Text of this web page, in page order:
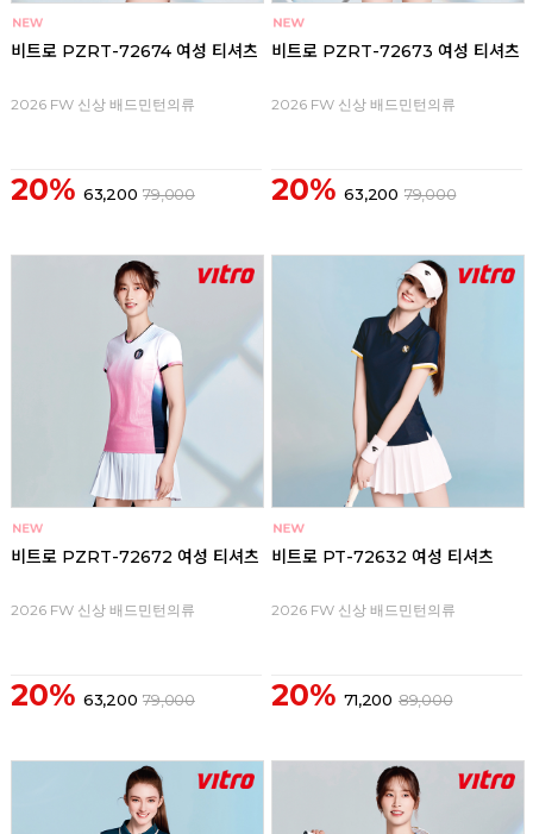
비트로 PZRT-72674 여성 티셔츠
2026 FW 신상 배드민턴의류
20% 63,200 79,000
비트로 PZRT-72673 여성 티셔츠
2026 FW 신상 배드민턴의류
20% 63,200 79,000
비트로 PZRT-72672 여성 티셔츠
2026 FW 신상 배드민턴의류
20% 63,200 79,000
비트로 PT-72632 여성 티셔츠
2026 FW 신상 배드민턴의류
20% 71,200 89,000